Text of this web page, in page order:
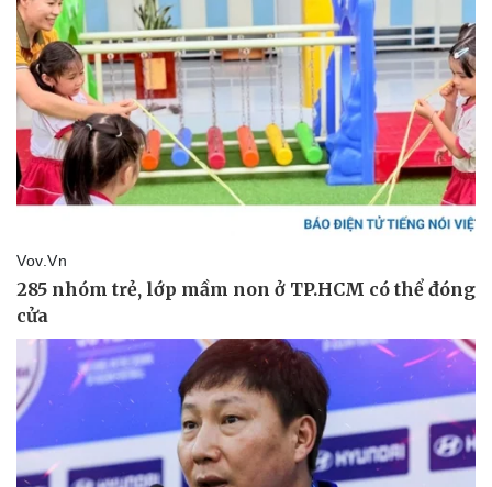
Tin nóng
Tư vấn luật
Phân tích